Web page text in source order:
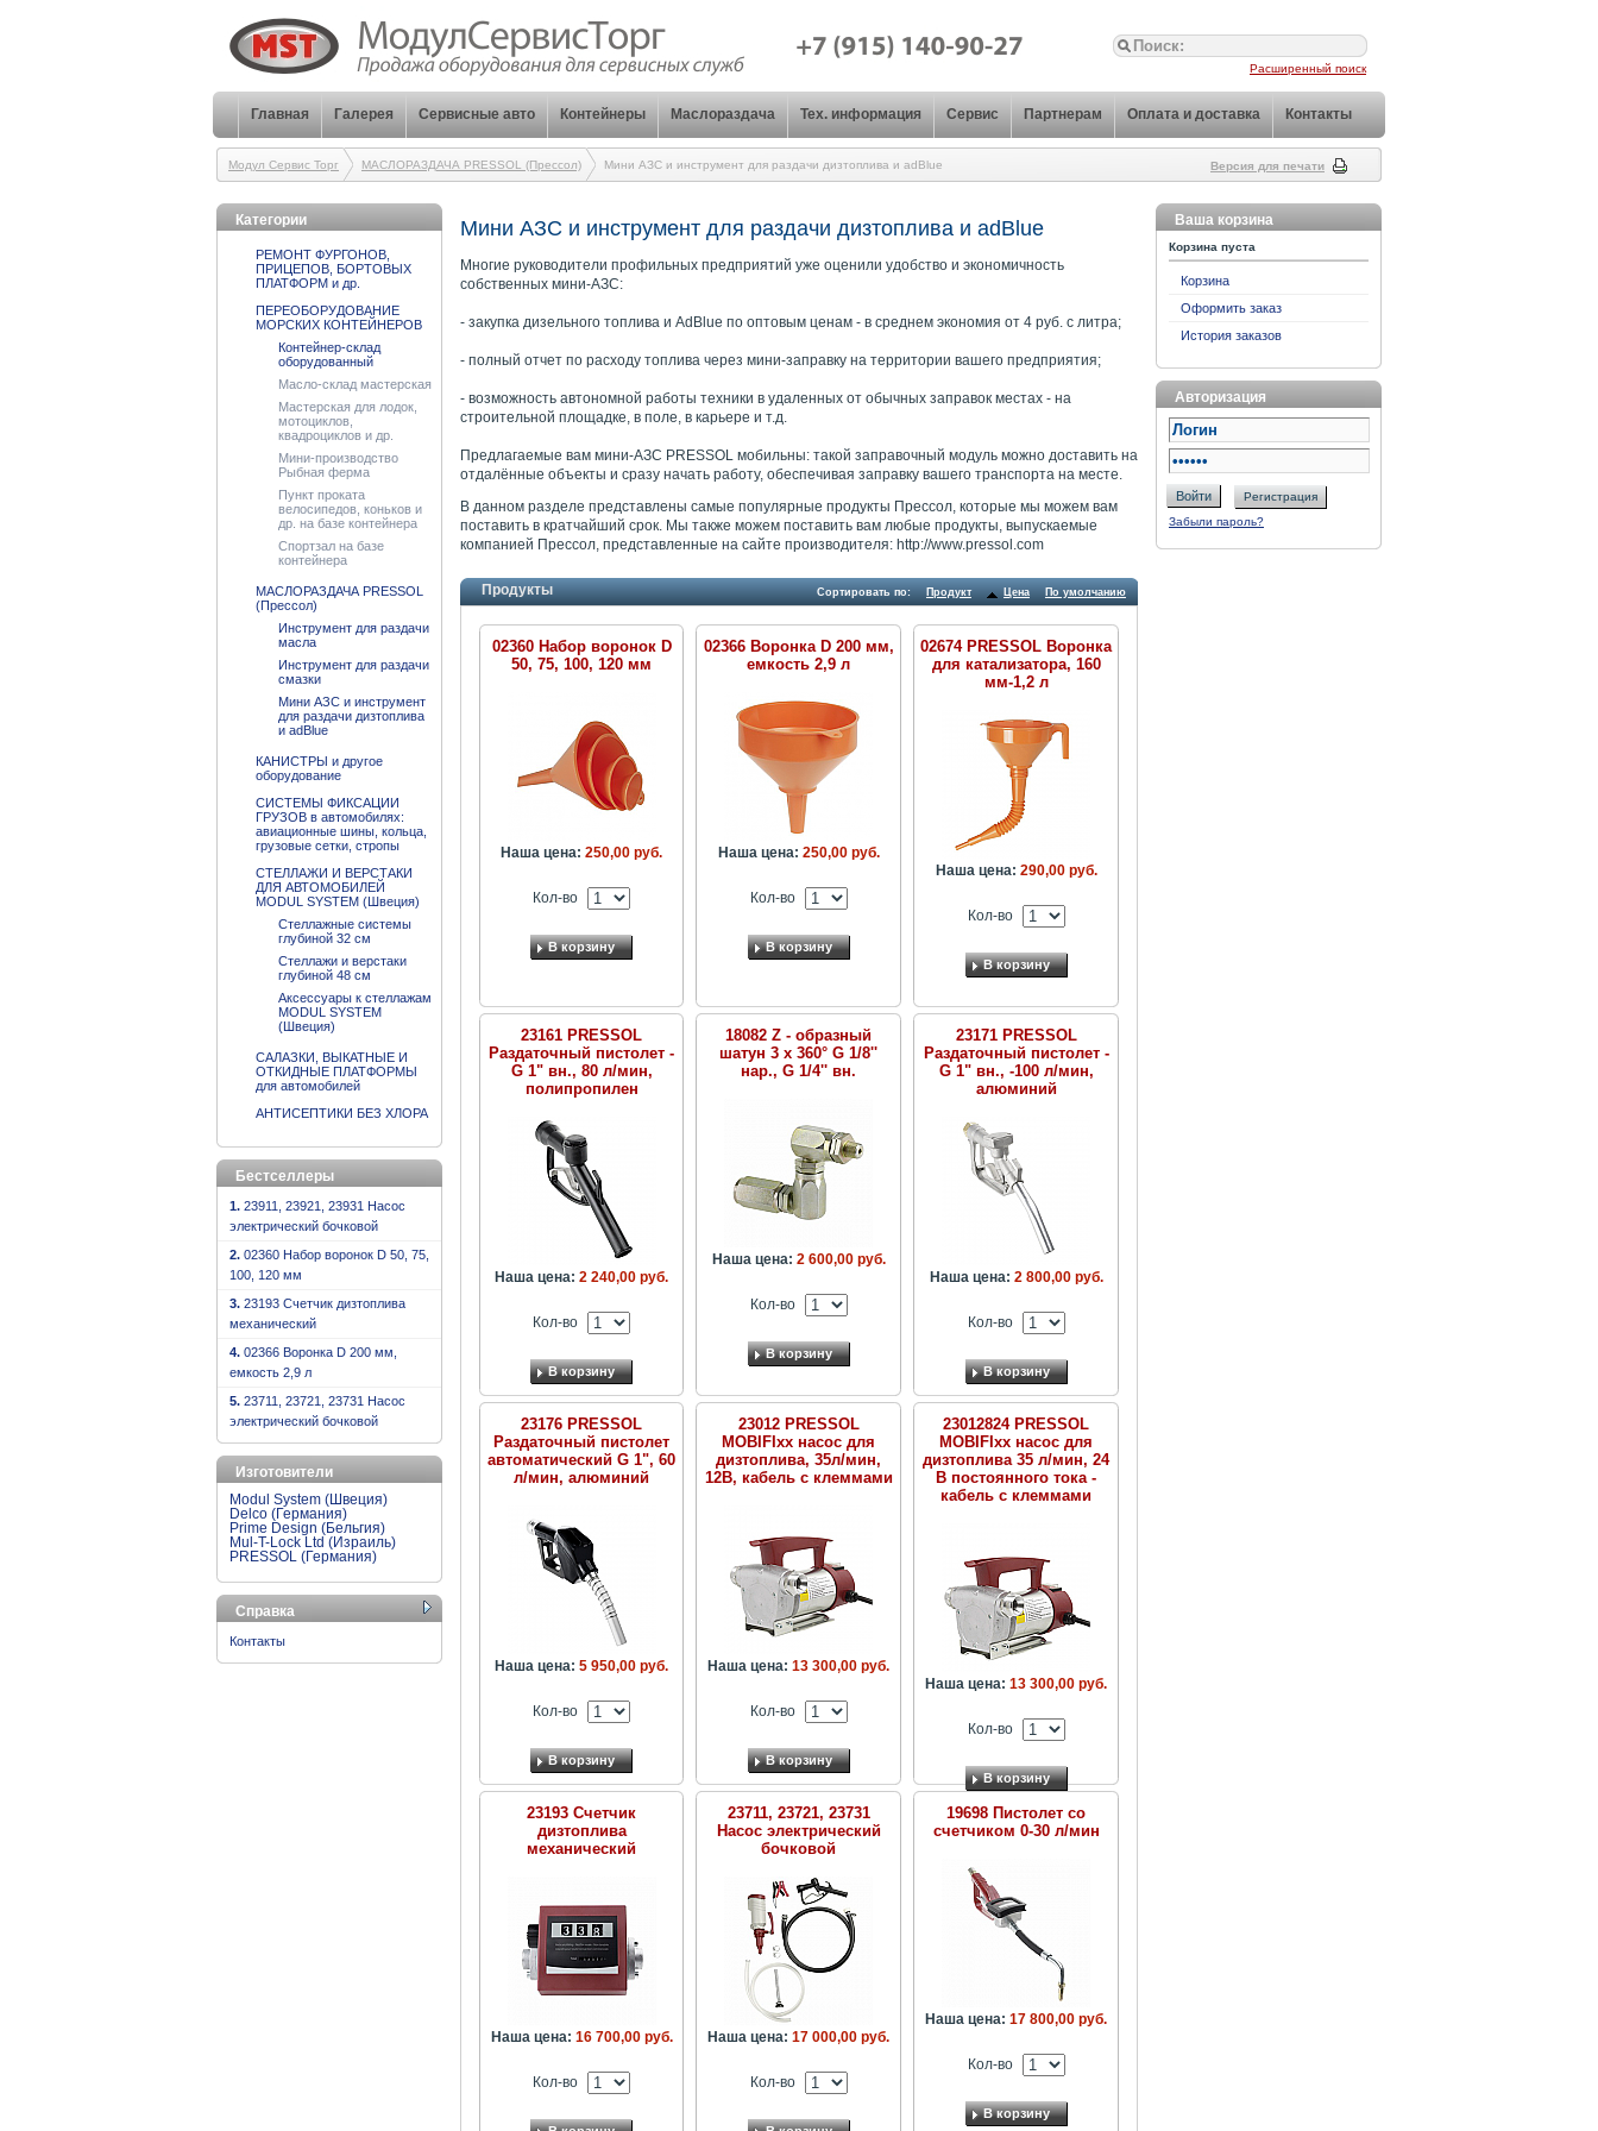
Расширенный поиск
Контакты
Оплата и доставка
Партнерам
Сервис
Тех. информация
Маслораздача
Контейнеры
Сервисные авто
Галерея
Главная
Модул Сервис Торг МАСЛОРАЗДАЧА PRESSOL (Прессол) Мини АЗС и инструмент для раздачи дизтоплива и adBlue Версия для печати
Мини АЗС и инструмент для раздачи дизтоплива и adBlue
Многие руководители профильных предприятий уже оценили удобство и экономичность
собственных мини-АЗС:
- закупка дизельного топлива и AdBlue по оптовым ценам - в среднем экономия от 4 руб. с литра;
- полный отчет по расходу топлива через мини-заправку на территории вашего предприятия;
- возможность автономной работы техники в удаленных от обычных заправок местах - на
строительной площадке, в поле, в карьере и т.д.
Предлагаемые вам мини-АЗС PRESSOL мобильны: такой заправочный модуль можно доставить на
отдалённые объекты и сразу начать работу, обеспечивая заправку вашего транспорта на месте.
В данном разделе представлены самые популярные продукты Прессол, которые мы можем вам
поставить в кратчайший срок. Мы также можем поставить вам любые продукты, выпускаемые
компанией Прессол, представленные на сайте производителя: http://www.pressol.com
Продукты Сортировать по: Продукт Цена По умолчанию
02360 Набор воронок D
50, 75, 100, 120 мм
Наша цена: 250,00 руб.
Кол-во
В корзину
02366 Воронка D 200 мм,
емкость 2,9 л
Наша цена: 250,00 руб.
Кол-во
В корзину
02674 PRESSOL Воронка
для катализатора, 160
мм-1,2 л
Наша цена: 290,00 руб.
Кол-во
В корзину
23161 PRESSOL
Раздаточный пистолет -
G 1" вн., 80 л/мин,
полипропилен
Наша цена: 2 240,00 руб.
Кол-во
В корзину
18082 Z - образный
шатун 3 x 360° G 1/8''
нар., G 1/4'' вн.
Наша цена: 2 600,00 руб.
Кол-во
В корзину
23171 PRESSOL
Раздаточный пистолет -
G 1" вн., -100 л/мин,
алюминий
Наша цена: 2 800,00 руб.
Кол-во
В корзину
23176 PRESSOL
Раздаточный пистолет
автоматический G 1", 60
л/мин, алюминий
Наша цена: 5 950,00 руб.
Кол-во
В корзину
23012 PRESSOL
MOBIFIxx насос для
дизтоплива, 35л/мин,
12В, кабель с клеммами
Наша цена: 13 300,00 руб.
Кол-во
В корзину
23012824 PRESSOL
MOBIFIxx насос для
дизтоплива 35 л/мин, 24
В постоянного тока -
кабель с клеммами
Наша цена: 13 300,00 руб.
Кол-во
В корзину
23193 Счетчик
дизтоплива
механический
Наша цена: 16 700,00 руб.
Кол-во
23711, 23721, 23731
Насос электрический
бочковой
Наша цена: 17 000,00 руб.
Кол-во
19698 Пистолет со
счетчиком 0-30 л/мин
Наша цена: 17 800,00 руб.
Кол-во
В корзину
Категории
РЕМОНТ ФУРГОНОВ,
ПРИЦЕПОВ, БОРТОВЫХ
ПЛАТФОРМ и др.
ПЕРЕОБОРУДОВАНИЕ
МОРСКИХ КОНТЕЙНЕРОВ
Контейнер-склад
оборудованный
Масло-склад мастерская
Мастерская для лодок,
мотоциклов,
квадроциклов и др.
Мини-производство
Рыбная ферма
Пункт проката
велосипедов, коньков и
др. на базе контейнера
Спортзал на базе
контейнера
МАСЛОРАЗДАЧА PRESSOL
(Прессол)
Инструмент для раздачи
масла
Инструмент для раздачи
смазки
Мини АЗС и инструмент
для раздачи дизтоплива
и adBlue
КАНИСТРЫ и другое
оборудование
СИСТЕМЫ ФИКСАЦИИ
ГРУЗОВ в автомобилях:
авиационные шины, кольца,
грузовые сетки, стропы
СТЕЛЛАЖИ И ВЕРСТАКИ
ДЛЯ АВТОМОБИЛЕЙ
MODUL SYSTEM (Швеция)
Стеллажные системы
глубиной 32 см
Стеллажи и верстаки
глубиной 48 см
Аксессуары к стеллажам
MODUL SYSTEM
(Швеция)
САЛАЗКИ, ВЫКАТНЫЕ И
ОТКИДНЫЕ ПЛАТФОРМЫ
для автомобилей
АНТИСЕПТИКИ БЕЗ ХЛОРА
Бестселлеры
1. 23911, 23921, 23931 Насос
электрический бочковой
2. 02360 Набор воронок D 50, 75,
100, 120 мм
3. 23193 Счетчик дизтоплива
механический
4. 02366 Воронка D 200 мм,
емкость 2,9 л
5. 23711, 23721, 23731 Насос
электрический бочковой
Изготовители
Modul System (Швеция)
Delco (Германия)
Prime Design (Бельгия)
Mul-T-Lock Ltd (Израиль)
PRESSOL (Германия)
Справка
Контакты
Ваша корзина
Корзина пуста
Корзина
Оформить заказ
История заказов
Авторизация
Войти
Регистрация
Забыли пароль?